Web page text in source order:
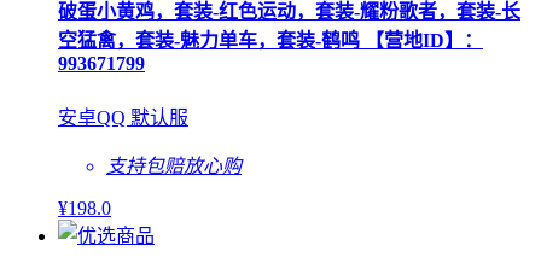
破蛋小黄鸡，套装-红色运动，套装-耀粉歌者，套装-长
空猛禽，套装-魅力单车，套装-鹤鸣 【营地ID】：
993671799
安卓QQ 默认服
支持包赔放心购
¥198.0